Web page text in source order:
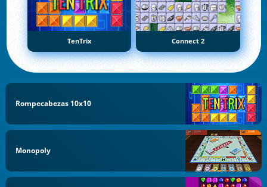
TenTrix Connect 2
Rompecabezas 10x10
Monopoly